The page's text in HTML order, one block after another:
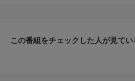
に、新しい世界への一歩を踏み出す。
この番組をチェックした人が見てい